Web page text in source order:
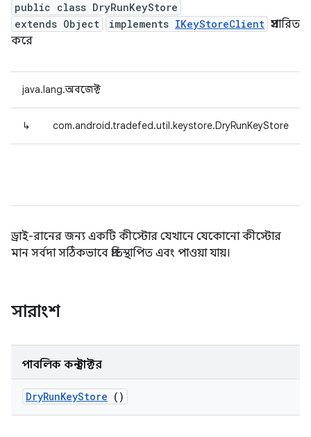
public class DryRunKeyStore
extends Object
implements IKeyStoreClient প্রসারিত
করে
java.lang.অবজেক্ট
↳ com.android.tradefed.util.keystore.DryRunKeyStore
ড্রাই-রানের জন্য একটি কীস্টোর যেখানে যেকোনো কীস্টোর
মান সর্বদা সঠিকভাবে প্রতিস্থাপিত এবং পাওয়া যায়।
সারাংশ
পাবলিক কনস্ট্রাক্টর
DryRunKeyStore ()